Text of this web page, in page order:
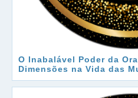
O Inabalável Poder da
Dimensões na Vida das